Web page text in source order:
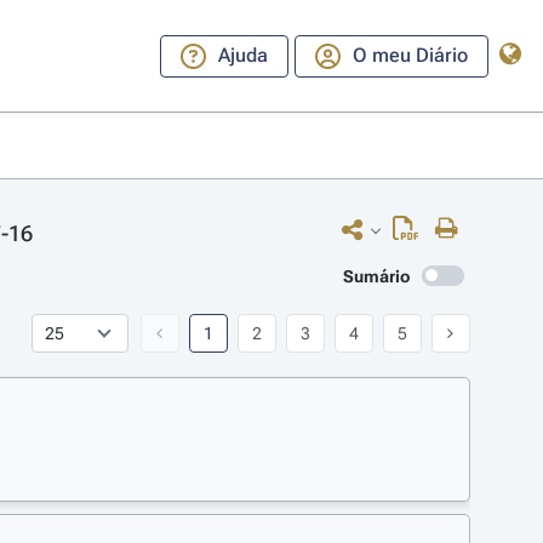
Ajuda O meu Diário
16
Sumário
1 2 3 4 5